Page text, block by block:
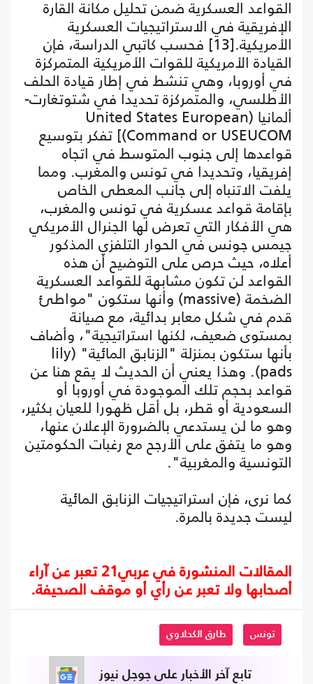
القواعد العسكرية ضمن تحليل مكانة القارة
الإفريقية في الاستراتيجيات العسكرية
الأمريكية.[13] فحسب كاتبي الدراسة، فإن
القيادة الأمريكية للقوات الأمريكية المتمركزة
في أوروبا، وهي تنشط في إطار قيادة الحلف
الأطلسي، والمتمركزة تحديدا في شتوتغارت-
ألمانيا (United States European
Command or USEUCOM)] تفكر بتوسيع
قواعدها إلى جنوب المتوسط في اتجاه
إفريقيا، وتحديدا في تونس والمغرب. ومما
يلفت الاتنباه إلى جانب المعطى الخاص
بإقامة قواعد عسكرية في تونس والمغرب،
هي الأفكار التي تعرض لها الجنرال الأمريكي
جيمس جونس في الحوار التلفزي المذكور
أعلاه، حيث حرص على التوضيح أن هذه
القواعد لن تكون مشابهة للقواعد العسكرية
الضخمة (massive) وأنها ستكون "مواطئ
قدم في شكل معابر بدائية، مع صيانة
بمستوى ضعيف، لكنها استراتيجية"، وأضاف
بأنها ستكون بمنزلة "الزنابق المائية" (lily
pads). وهذا يعني أن الحديث لا يقع هنا عن
قواعد بحجم تلك الموجودة في أوروبا أو
السعودية أو قطر، بل أقل ظهورا للعيان بكثير،
وهو ما لن يستدعي بالضرورة الإعلان عنها،
وهو ما يتفق على الأرجح مع رغبات الحكومتين
التونسية والمغربية".
كما نرى، فإن استراتيجيات الزنابق المائية
ليست جديدة بالمرة.
المقالات المنشورة في عربي21 تعبر عن آراء
أصحابها ولا تعبر عن رأي أو موقف الصحيفة.
تونس طارق الكحلاوي
تابع آخر الأخبار على جوجل نيوز